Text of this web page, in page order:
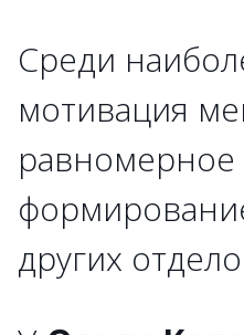
Среди
мотивация
равномерное
других